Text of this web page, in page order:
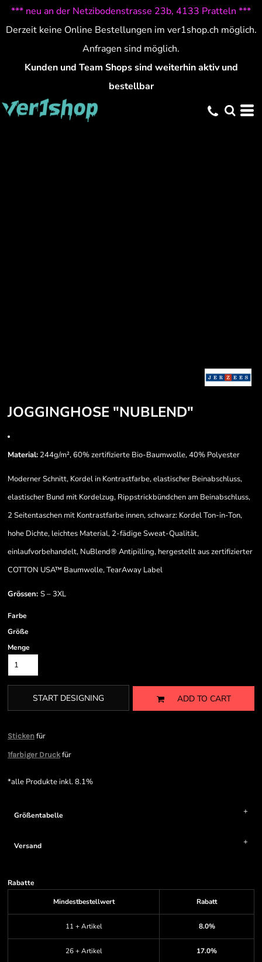
*** neu an der Netzibodenstrasse 23b, 4133 Pratteln ***
Derzeit keine Online Bestellungen im ver1shop.ch möglich.
Anfragen sind möglich.
Kunden und Team Shops sind weiterhin aktiv und
bestellbar
JOGGINGHOSE "NUBLEND"
Material: 244g/m², 60% zertifizierte Bio-Baumwolle, 40% Polyester
Moderner Schnitt, Kordel in Kontrastfarbe, elastischer Beinabschluss,
elastischer Bund mit Kordelzug, Rippstrickbündchen am Beinabschluss,
2 Seitentaschen mit Kontrastfarbe innen, schwarz: Kordel Ton-in-Ton,
hohe Dichte, leichtes Material, 2-fädige Sweat-Qualität,
einlaufvorbehandelt, NuBlend® Antipilling, hergestellt aus zertifizierter
COTTON USA™ Baumwolle, TearAway Label
Grössen: S – 3XL
Farbe
Größe
Menge
START DESIGNING ADD TO CART
Sticken für
1farbiger Druckfür
*alle Produkte inkl. 8.1%
Größentabelle
Versand
Rabatte
Mindestbestellwert
Rabatt
11 + Artikel 8.0%
26 + Artikel 17.0%